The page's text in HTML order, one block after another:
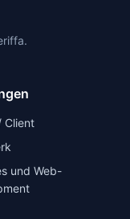
Client
und Web-